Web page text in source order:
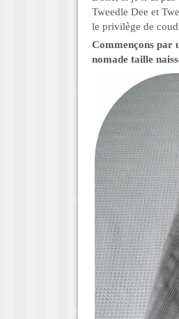
Tweedle Dee et
le privilège de
Commençons par
nomade taille